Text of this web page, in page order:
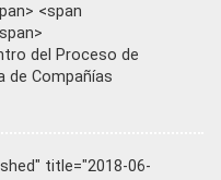
<span
del Proceso de
de Compañías
title="2018-06-